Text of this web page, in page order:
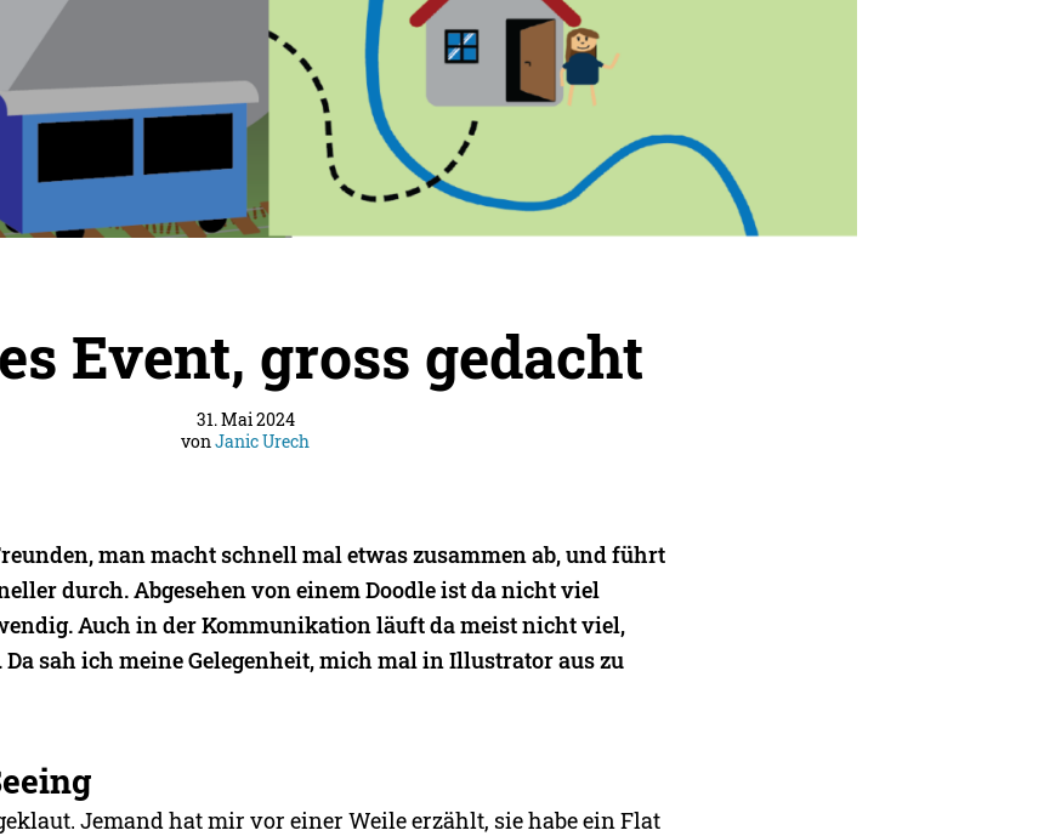
Event, gross gedacht
31. Mai 2024
vonJanic Urech
man macht schnell mal etwas zusammen ab, und führt
durch. Abgesehen von einem Doodle ist da nicht viel
Auch in der Kommunikation läuft da meist nicht viel,
sah ich meine Gelegenheit, mich mal in Illustrator aus zu
Jemand hat mir vor einer Weile erzählt, sie habe ein Flat